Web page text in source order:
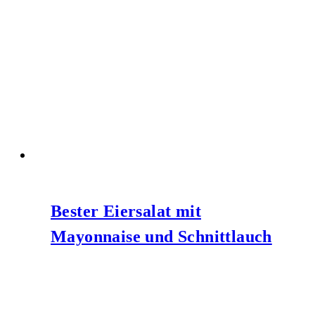
Bester Eiersalat mit
Mayonnaise und Schnittlauch